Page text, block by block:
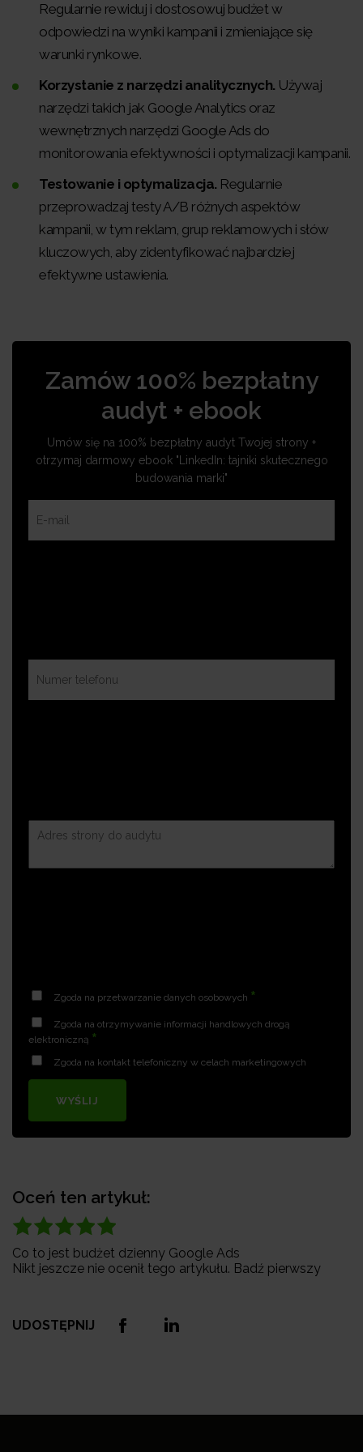
Regularnie rewiduj i dostosowuj budżet w
odpowiedzi na wyniki kampanii i zmieniające się
warunki rynkowe.
Korzystanie z narzędzi analitycznych. Używaj
narzędzi takich jak Google Analytics oraz
wewnętrznych narzędzi Google Ads do
monitorowania efektywności i optymalizacji kampanii.
Testowanie i optymalizacja. Regularnie
przeprowadzaj testy A/B różnych aspektów
kampanii, w tym reklam, grup reklamowych i słów
kluczowych, aby zidentyfikować najbardziej
efektywne ustawienia.
Zamów 100% bezpłatny
audyt + ebook
Umów się na 100% bezpłatny audyt Twojej strony +
otrzymaj darmowy ebook "LinkedIn: tajniki skutecznego
budowania marki"
Zgoda na przetwarzanie danych osobowych *
Zgoda na otrzymywanie informacji handlowych drogą
elektroniczną *
Zgoda na kontakt telefoniczny w celach marketingowych
WYŚLIJ
Oceń ten artykuł:
Co to jest budżet dzienny Google Ads
Nikt jeszcze nie ocenił tego artykułu. Badź pierwszy
UDOSTĘPNIJ